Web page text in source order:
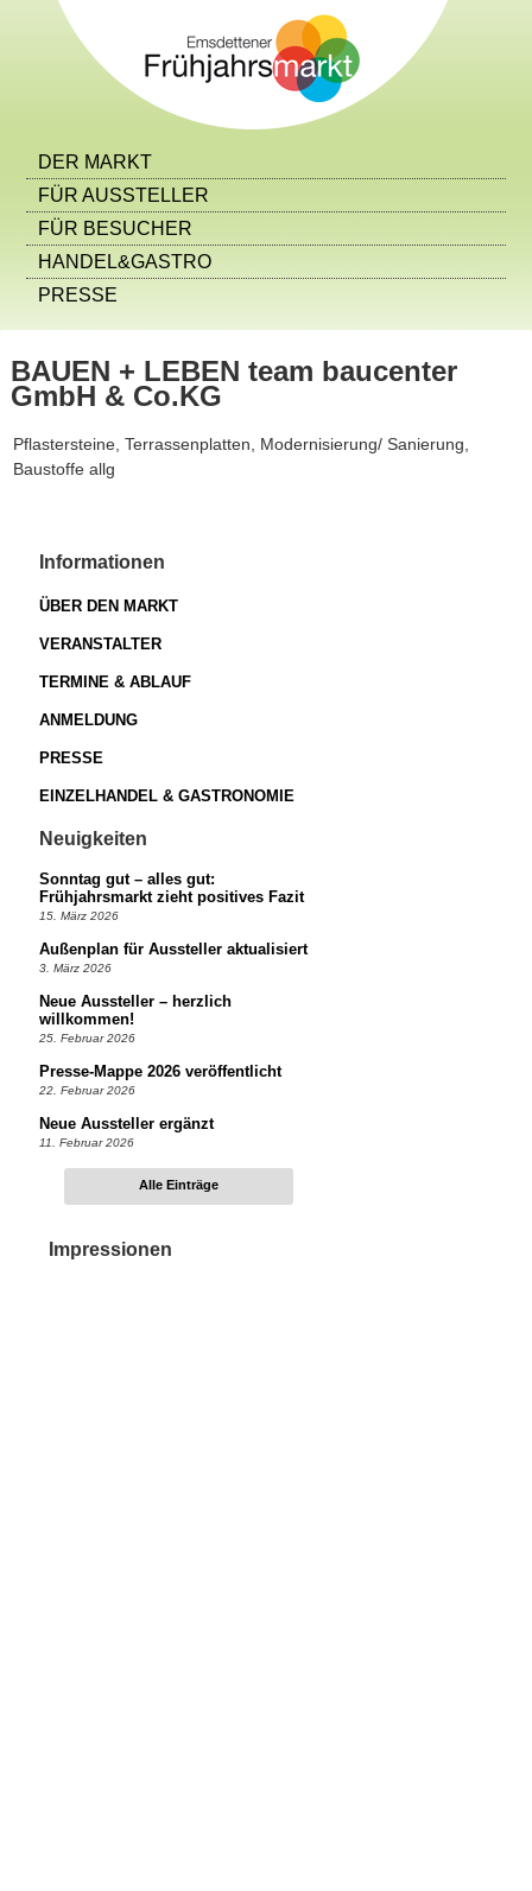
DER MARKT
FÜR AUSSTELLER
FÜR BESUCHER
HANDEL&GASTRO
PRESSE
BAUEN + LEBEN team baucenter
GmbH & Co.KG
Pflastersteine, Terrassenplatten, Modernisierung/ Sanierung,
Baustoffe allg
Informationen
ÜBER DEN MARKT
VERANSTALTER
TERMINE & ABLAUF
ANMELDUNG
PRESSE
EINZELHANDEL & GASTRONOMIE
Neuigkeiten
Sonntag gut – alles gut:
Frühjahrsmarkt zieht positives Fazit
15. März 2026
Außenplan für Aussteller aktualisiert
3. März 2026
Neue Aussteller – herzlich
willkommen!
25. Februar 2026
Presse-Mappe 2026 veröffentlicht
22. Februar 2026
Neue Aussteller ergänzt
11. Februar 2026
Alle Einträge
Impressionen